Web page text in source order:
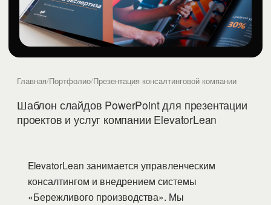
Главная/Портфолио/Презентация консалтинговой компании
Шаблон слайдов PowerPoint для презентации
проектов и услуг компании ElevatorLean
ElevatorLean занимается управленческим
консалтингом и внедрением системы
«Бережливого производства». Мы